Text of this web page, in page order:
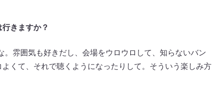
きますか？
雰囲気も好きだし、会場をウロウロして、知らないバン
くて、それで聴くようになったりして。そういう楽しみ方